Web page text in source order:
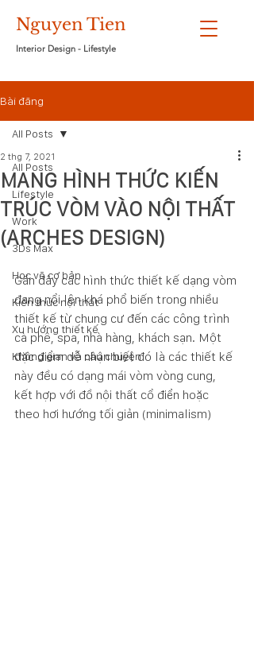
Nguyen Tien
Interior Design - Lifestyle
Bài đăng
All Posts
Lifestyle
Work
3Ds Max
Học vẽ cơ bản
Kiến thức nội thất
Xu hướng thiết kế
Không gian và câu chuyện
All Posts
MANG HÌNH THỨC KIẾN
TRÚC VÒM VÀO NỘI THẤT
(ARCHES DESIGN)
2 thg 7, 2021
Gần đây các hình thức thiết kế dạng vòm
đang nổi lên khá phổ biến trong nhiều
thiết kế từ chung cư đến các công trình
cà phê, spa, nhà hàng, khách sạn. Một
đặc điểm dễ nhận biết đó là các thiết kế
này đều có dạng mái vòm vòng cung,
kết hợp với đồ nội thất cổ điển hoặc
theo hơi hướng tối giản (minimalism)